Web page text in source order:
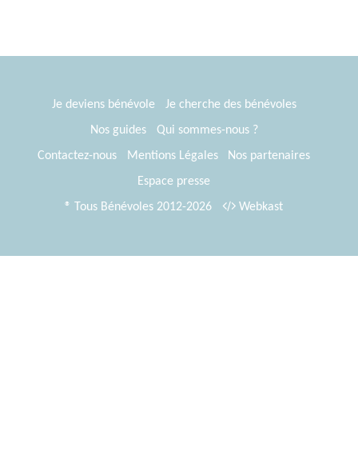
Je deviens bénévole
Je cherche des bénévoles
Nos guides
Qui sommes-nous ?
Contactez-nous
Mentions Légales
Nos partenaires
Espace presse
® Tous Bénévoles 2012-2026
Webkast